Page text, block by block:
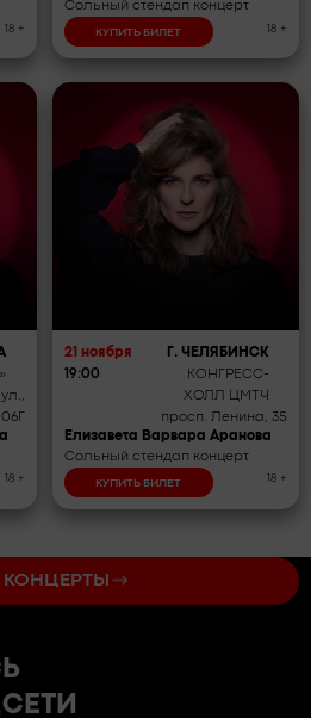
18 +
Сольный стендап концерт
КУПИТЬ БИЛЕТ 18 +
106Г
18 +
21 ноября
19:00
Г. ЧЕЛЯБИНСК
КОНГРЕСС-
ХОЛЛ ЦМТЧ
просп. Ленина, 35
Елизавета Варвара Аранова
Сольный стендап концерт
КУПИТЬ БИЛЕТ 18 +
КОНЦЕРТЫ